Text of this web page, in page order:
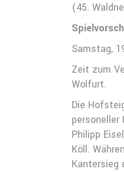
(45.
Samstag,
Zeit zum
Wolfurt.
Die
personeller
Philipp
Köll.
Kantersieg